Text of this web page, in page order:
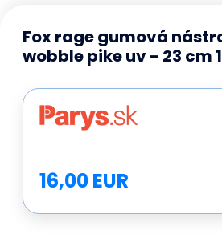
Fox rage gumová
wobble pike uv - 23 cm
16,00 EUR